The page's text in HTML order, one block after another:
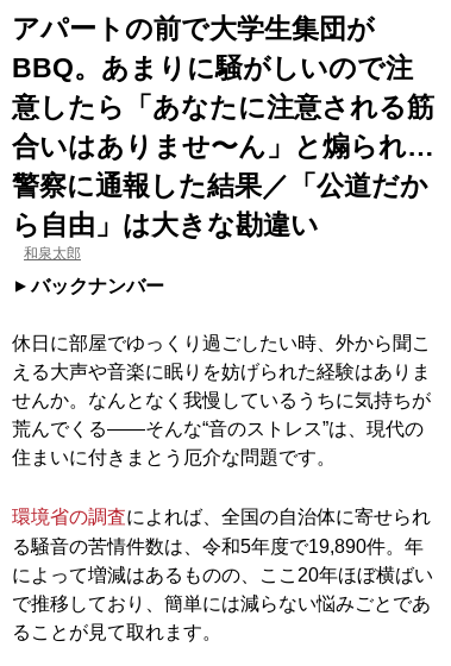
アパートの前で大学生集団が
BBQ。あまりに騒がしいので注
意したら「あなたに注意される筋
合いはありませ〜ん」と煽られ…
警察に通報した結果／「公道だか
ら自由」は大きな勘違い
和泉太郎
バックナンバー
休日に部屋でゆっくり過ごしたい時、外から聞こ
える大声や音楽に眠りを妨げられた経験はありま
せんか。なんとなく我慢しているうちに気持ちが
荒んでくる――そんな“音のストレス”は、現代の
住まいに付きまとう厄介な問題です。
環境省の調査によれば、全国の自治体に寄せられ
る騒音の苦情件数は、令和5年度で19,890件。年
によって増減はあるものの、ここ20年ほぼ横ばい
で推移しており、簡単には減らない悩みごとであ
ることが見て取れます。